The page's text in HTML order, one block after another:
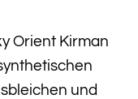
Orient Kirman
und